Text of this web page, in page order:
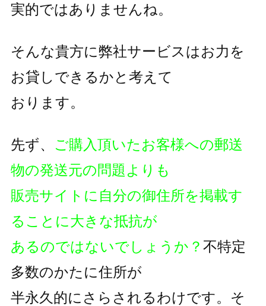
実的ではありませんね。
そんな貴方に弊社サービスはお力を
お貸しできるかと考えて
おります。
先ず、 ご購入頂いたお客様への郵送
物の発送元の問題よりも
販売サイトに自分の御住所を掲載す
ることに大きな抵抗が
あるのではないでしょうか？ 不特定
多数のかたに住所が
半永久的にさらされるわけです。そ